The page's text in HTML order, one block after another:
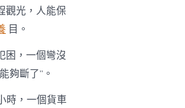
觀光，人能保
目。
，一個彎沒
夠斷了”。
時，一個貨車